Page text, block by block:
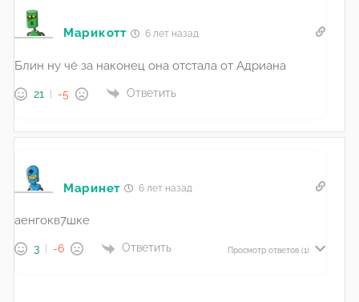
Марикотт 6 лет назад
Блин ну чё за наконец она отстала от Адриана
21 -5 Ответить
Маринет 6 лет назад
аенгокв7шке
3 -6 Ответить Просмотр ответов (1)